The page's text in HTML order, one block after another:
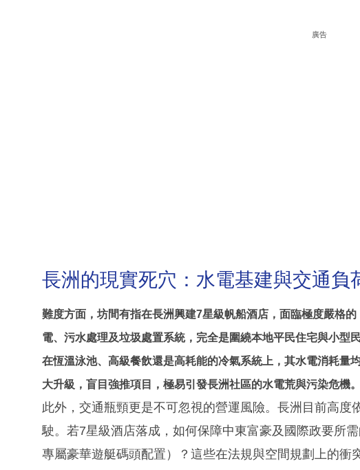
廣告
長洲的現實死穴：水電基建與交通負
難度方面，坊間有指在長洲興建7星級帆船酒店，面臨極度嚴格
電、污水處理及垃圾處置系統，完全是圍繞本地平民住宅與小型
在恆溫泳池、高級餐飲還是高耗能的冷氣系統上，其水電消耗量
大升級，盲目強推項目，極易引發長洲社區的水電荒與污染危機。
此外，交通瓶頸更是不可忽視的營運風險。長洲目前高度
駛。若7星級酒店落成，如何保障中東富豪及國際政要所
專屬豪華遊艇碼頭配置）？這些在法規與空間規劃上的衝